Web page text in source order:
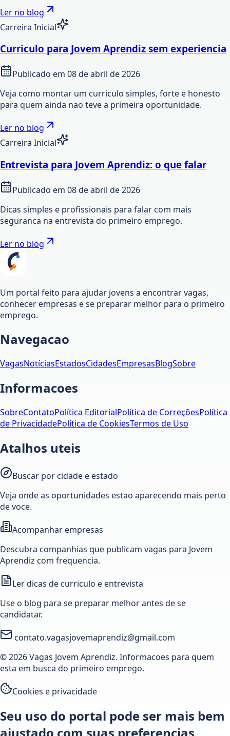
Ler no blog
Carreira Inicial
Curriculo para Jovem Aprendiz sem experiencia
Publicado em 08 de abril de 2026
Veja como montar um curriculo simples, forte e honesto
para quem ainda nao teve a primeira oportunidade.
Ler no blog
Carreira Inicial
Entrevista para Jovem Aprendiz: o que falar
Publicado em 08 de abril de 2026
Dicas simples e profissionais para falar com mais
seguranca na entrevista do primeiro emprego.
Ler no blog
Um portal feito para ajudar jovens a encontrar vagas,
conhecer empresas e se preparar melhor para o primeiro
emprego.
Navegacao
VagasNotíciasEstadosCidadesEmpresasBlogSobre
Informacoes
SobreContatoPolítica EditorialPolítica de CorreçõesPolítica
de PrivacidadePolítica de CookiesTermos de Uso
Atalhos uteis
Buscar por cidade e estado
Veja onde as oportunidades estao aparecendo mais perto
de voce.
Acompanhar empresas
Descubra companhias que publicam vagas para Jovem
Aprendiz com frequencia.
Ler dicas de curriculo e entrevista
Use o blog para se preparar melhor antes de se
candidatar.
contato.vagasjovemaprendiz@gmail.com
© 2026 Vagas Jovem Aprendiz. Informacoes para quem
esta em busca do primeiro emprego.
Cookies e privacidade
Seu uso do portal pode ser mais bem
ajustado com suas preferencias